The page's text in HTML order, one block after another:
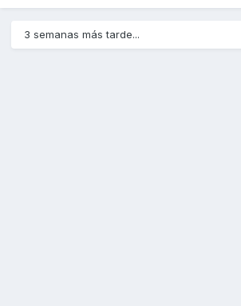
3 semanas más tarde...